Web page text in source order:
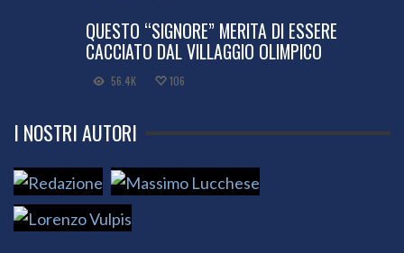
QUESTO “SIGNORE” MERITA DI ESSERE
CACCIATO DAL VILLAGGIO OLIMPICO
56.4K 106
I NOSTRI AUTORI